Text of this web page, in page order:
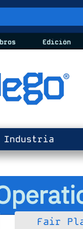
Edición
Industria
Fair